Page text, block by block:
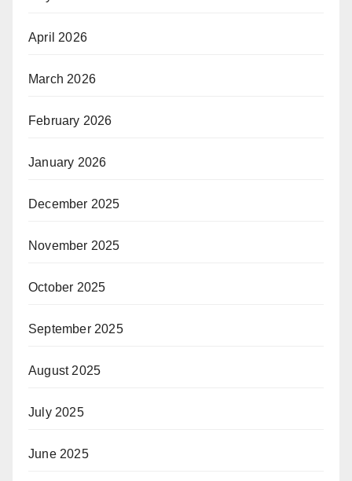
April 2026
March 2026
February 2026
January 2026
December 2025
November 2025
October 2025
September 2025
August 2025
July 2025
June 2025